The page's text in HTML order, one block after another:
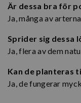
Är dessa bra för
Ja, många av
Sprider sig dessa
Ja, flera av dem
Kan de planteras
Ja, de fungerar